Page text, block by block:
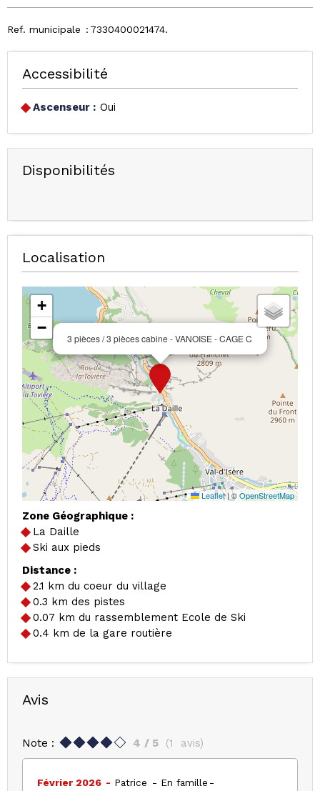
Ref. municipale 7330400021474
Accessibilité
Ascenseur : Oui
Disponibilités
Localisation
3 pièces / 3 pièces cabine - VANOISE - CAGE C
+
−
Leaflet|©OpenStreetMap
Zone Géographique :
La Daille
Ski aux pieds
Distance :
2.1 km du coeur du village
0.3 km des pistes
0.07 km du rassemblement Ecole de Ski
0.4 km de la gare routière
Avis
Note : 4 / 5 (1 avis)
Février 2026 Patrice
En famille